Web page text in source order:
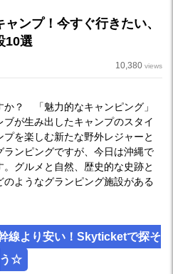
ンプ！今すぐ行きたい、
10選
10,380 views
か？ 「魅力的なキャンピング」
が生み出したキャンプのスタイ
を楽しむ新たな野外レジャーと
ランピングですが、今日は沖縄で
グルメと自然、歴史的な史跡と
ようなグランピング施設がある
線より安い！Skyticketで探そ
う☆